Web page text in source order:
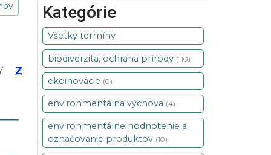
Z
Kategórie
Všetky termíny
biodiverzita, ochrana prírody (110)
ekoinovácie (0)
environmentálna výchova (4)
environmentálne hodnotenie a
označovanie produktov (10)